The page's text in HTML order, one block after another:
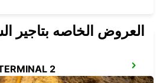
2
العروض الخاصه بتاجير